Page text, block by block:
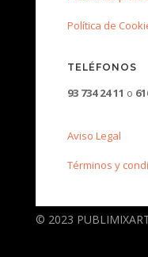
Política de
TELÉFONOS
93 734 24 11 o
Aviso Legal
Términos y
© 2023